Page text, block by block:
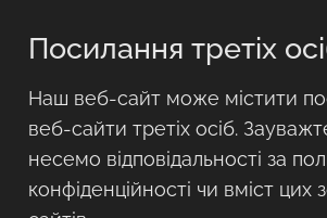
Посилання третіх
Наш веб-сайт може містити
веб-сайти третіх осіб.
несемо відповідальності за
конфіденційності чи вміст цих